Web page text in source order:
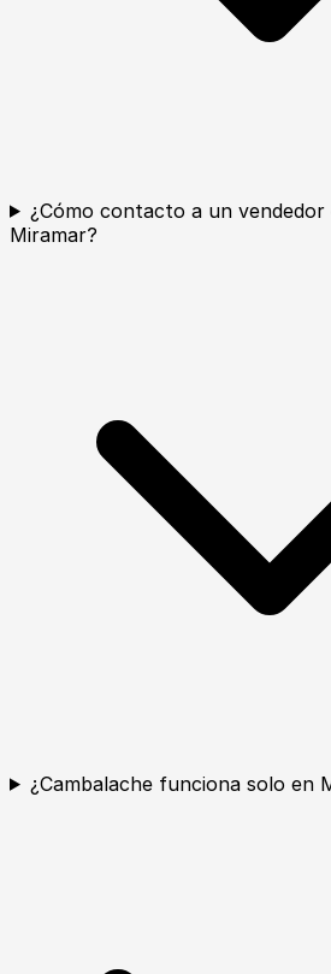
¿Cómo contacto a un
Miramar?
¿Cambalache funciona solo en